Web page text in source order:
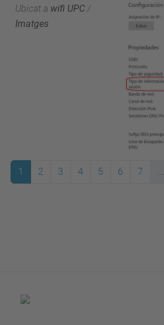
Ubicat a wifi UPC /
Imatges
1 2 3 4 5 6 7 ...